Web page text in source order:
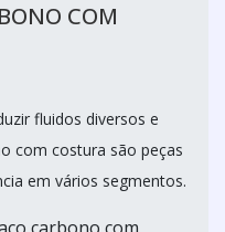
COM
fluidos diversos e
com costura são peças
em vários segmentos.